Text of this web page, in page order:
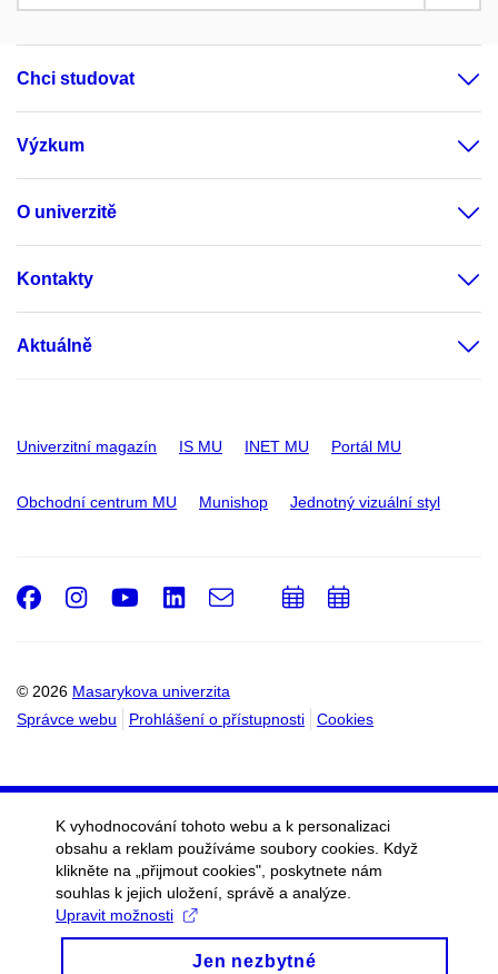
Chci studovat
Výzkum
O univerzitě
Kontakty
Aktuálně
Univerzitní magazín IS MU INET MU Portál MU
Obchodní centrum MU Munishop Jednotný vizuální styl
© 2026 Masarykova univerzita
Správce webu
Prohlášení o přístupnosti Cookies
Facebook
Instagram
Youtube
LinkedIn
e-
PřidatPřidat
K vyhodnocování tohoto webu a k personalizaci
obsahu a reklam používáme soubory cookies. Když
klikněte na „přijmout cookies", poskytnete nám
souhlas k jejich uložení, správě a analýze.
Upravit možnosti
Jen nezbytné